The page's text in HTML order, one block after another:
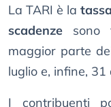
La TARI è la
scadenze sono
maggior parte
luglio e, infine, 31
I contribuenti